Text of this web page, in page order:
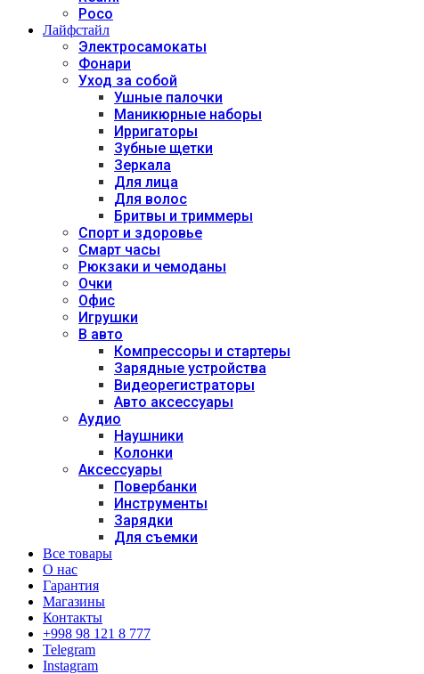
Poco
Лайфстайл
Электросамокаты
Фонари
Уход за собой
Ушные палочки
Маникюрные наборы
Ирригаторы
Зубные щетки
Зеркала
Для лица
Для волос
Бритвы и триммеры
Спорт и здоровье
Смарт часы
Рюкзаки и чемоданы
Очки
Офис
Игрушки
В авто
Компрессоры и стартеры
Зарядные устройства
Видеорегистраторы
Авто аксессуары
Аудио
Наушники
Колонки
Аксессуары
Повербанки
Инструменты
Зарядки
Для съемки
Все товары
О нас
Гарантия
Магазины
Контакты
+998 98 121 8 777
Telegram
Instagram